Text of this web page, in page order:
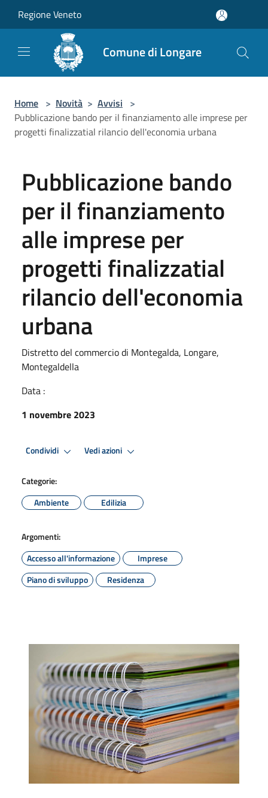
Regione Veneto
Comune di Longare
Home > Novità > Avvisi >
Pubblicazione bando per il finanziamento alle imprese per
progetti finalizzatial rilancio dell'economia urbana
Pubblicazione bando
per il finanziamento
alle imprese per
progetti finalizzatial
rilancio dell'economia
urbana
Distretto del commercio di Montegalda, Longare,
Montegaldella
Data :
1 novembre 2023
Condividi Vedi azioni
Categorie:
Ambiente
Edilizia
Argomenti:
Accesso all'informazione
Imprese
Piano di sviluppo
Residenza